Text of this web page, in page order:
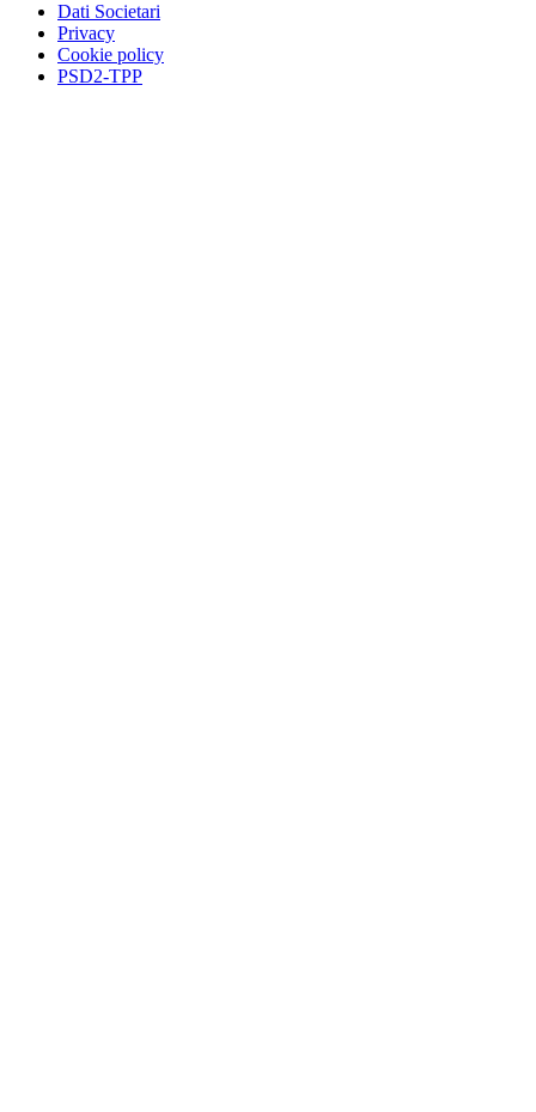
Dati Societari
Privacy
Cookie policy
PSD2-TPP